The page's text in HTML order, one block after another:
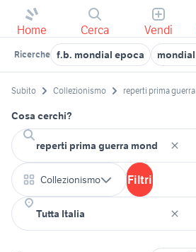
Home Cerca Vendi
Ricerche f.b. mondial epoca
Subito Collezionismo reperti prima
Cosa cerchi?
Collezionismo Filtri